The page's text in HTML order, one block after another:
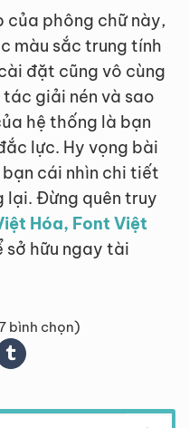
phông chữ này,
màu sắc trung tính
đặt cũng vô cùng
giải nén và sao
hệ thống là bạn
lực. Hy vọng bài
cái nhìn chi tiết
lại. Đừng quên truy
Hóa, Font Việt
sở hữu ngay tài
bình chọn)